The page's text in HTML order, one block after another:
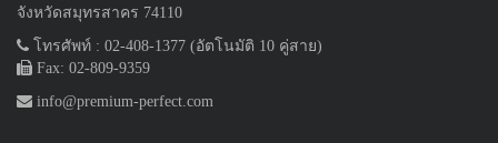
จังหวัดสมุทรสาคร 74110
โทรศัพท์ : 02-408-1377 (อัตโนมัติ 10 คู่สาย)
Fax: 02-809-9359
info@premium-perfect.com